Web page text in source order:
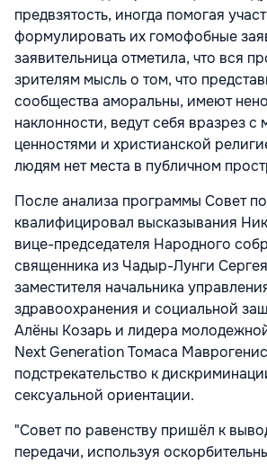
предвзятость, иногда помогая
формулировать их гомофобные
заявительница отметила, что вся
зрителям мысль о том, что
сообщества аморальны, имеют
наклонности, ведут себя вразрез с
ценностями и христианской
людям нет места в публичном
После анализа программы Совет
квалифицировал высказывания
вице-председателя Народного
священника из Чадыр-Лунги
заместителя начальника
здравоохранения и социальной
Алёны Козарь и лидера
Next Generation Томаса
подстрекательство к
сексуальной ориентации.
"Совет по равенству пришёл к
передачи, используя